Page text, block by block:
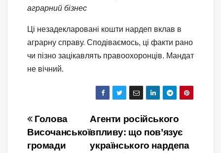
аграрний бізнес
Ці незадекларовані кошти нардеп вклав в
аграрну справу. Сподіваємось, ці факти рано
чи пізно зацікавлять правоохоронців. Мандат
не вічний.
Навігація
записів
Агенти російського
впливу: що пов’язує
українського нардепа
Голова
Височанської
громади